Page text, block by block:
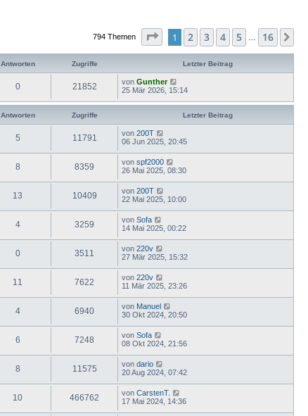
794 Themen Seite 1von 16
1 2 3 4 5 16
Antworten Zugriffe Letzter Beitrag
0 21852 von Gunther
25 Mär 2026, 15:14
Antworten Zugriffe Letzter Beitrag
5 11791 von 200T
06 Jun 2025, 20:45
8 8359 von spf2000
26 Mai 2025, 08:30
13 10409 von 200T
22 Mai 2025, 10:00
4 3259 von Sofa
14 Mai 2025, 00:22
0 3511 von 220v
27 Mär 2025, 15:32
11 7622 von 220v
11 Mär 2025, 23:26
4 6940 von Manuel
30 Okt 2024, 20:50
6 7248 von Sofa
08 Okt 2024, 21:56
8 11575 von dario
20 Aug 2024, 07:42
10 466762 von CarstenT.
17 Mai 2024, 14:36